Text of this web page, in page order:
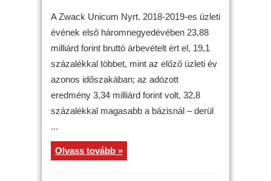
A Zwack Unicum Nyrt. 2018-2019-es üzleti
évének első háromnegyedévében 23,88
milliárd forint bruttó árbevételt ért el, 19,1
százalékkal többet, mint az előző üzleti év
azonos időszakában; az adózott
eredmény 3,34 milliárd forint volt, 32,8
százalékkal magasabb a bázisnál – derül
...
Olvass tovább »